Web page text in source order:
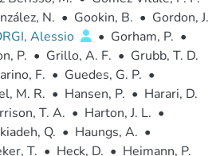
N. • Gookin, B. • Gordon, J.
Alessio • Gorham, P. •
P. • Grillo, A. F. • Grubb, T. D.
F. • Guedes, G. P. •
M. R. • Hansen, P. • Harari, D.
T. A. • Harton, J. L. •
Q. • Haungs, A. •
T. • Heck, D. • Heimann, P.